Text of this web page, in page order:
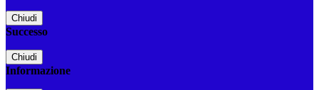
Chiudi
Successo
Chiudi
Informazione